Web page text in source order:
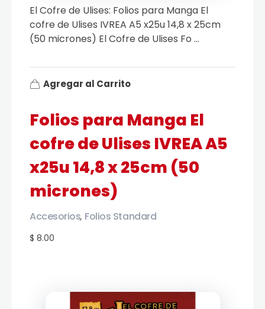
Folios para Manga El
cofre de Ulises IVREA A5
x25u 14,8 x 25cm (50
micrones)
$ 8.00
Accesorios, Folios Standard
El Cofre de Ulises: Folios para Manga El
cofre de Ulises IVREA A5 x25u 14,8 x 25cm
(50 micrones) El Cofre de Ulises Fo ...
Agregar al Carrito